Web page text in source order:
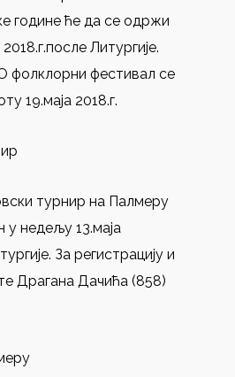
године ће да се одржи
Литургије.
фолклорни фестивал се
19.маја 2018.г.
турнир на Палмеру
недељу 13.маја
За регистрацију и
Драгана Дачића (858)